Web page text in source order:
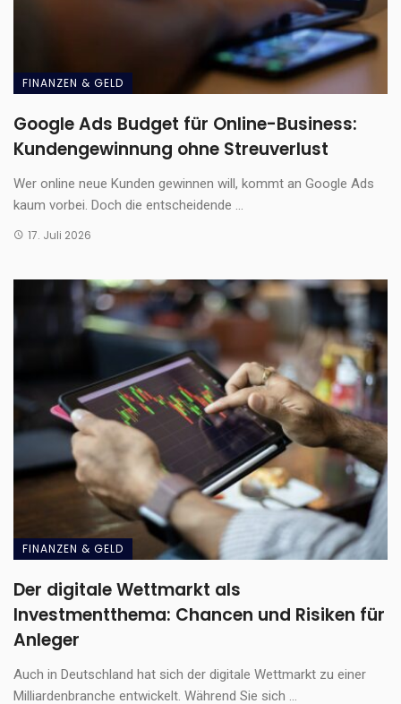
FINANZEN & GELD
Google Ads Budget für Online-Business:
Kundengewinnung ohne Streuverlust
Wer online neue Kunden gewinnen will, kommt an Google Ads
kaum vorbei. Doch die entscheidende ...
17. Juli 2026
FINANZEN & GELD
Der digitale Wettmarkt als
Investmentthema: Chancen und Risiken für
Anleger
Auch in Deutschland hat sich der digitale Wettmarkt zu einer
Milliardenbranche entwickelt. Während Sie sich ...